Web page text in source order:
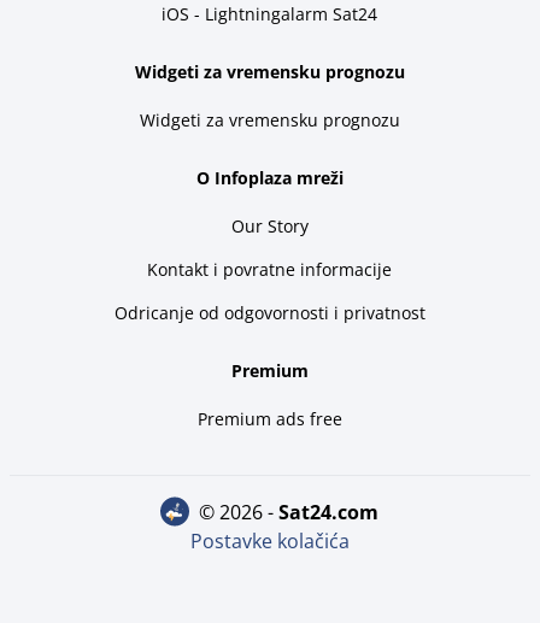
iOS - Lightningalarm Sat24
Widgeti za vremensku prognozu
Widgeti za vremensku prognozu
O Infoplaza mreži
Our Story
Kontakt i povratne informacije
Odricanje od odgovornosti i privatnost
Premium
Premium ads free
© 2026 - sat24.com
Postavke kolačića